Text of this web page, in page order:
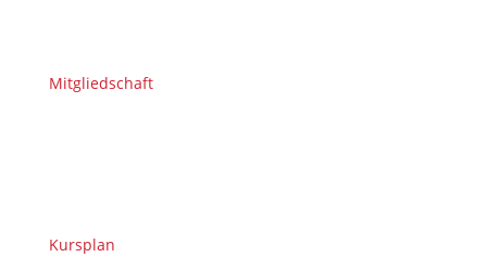
Mitgliedschaft
Kursplan